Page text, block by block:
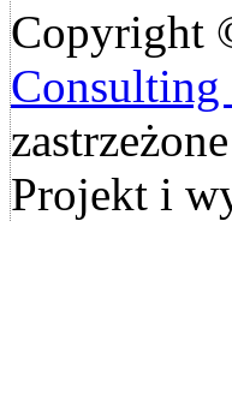
Copyright
Consulting
zastrzeżone
Projekt i